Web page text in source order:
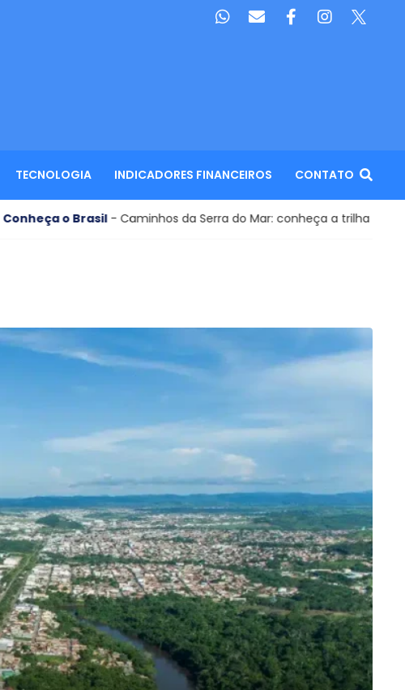
TECNOLOGIA INDICADORES FINANCEIROS CONTATO
- Caminhos da Serra do Mar: conheça a trilha de longo curso